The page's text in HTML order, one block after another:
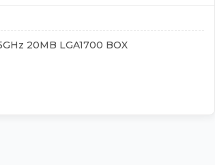
20MB LGA1700 BOX